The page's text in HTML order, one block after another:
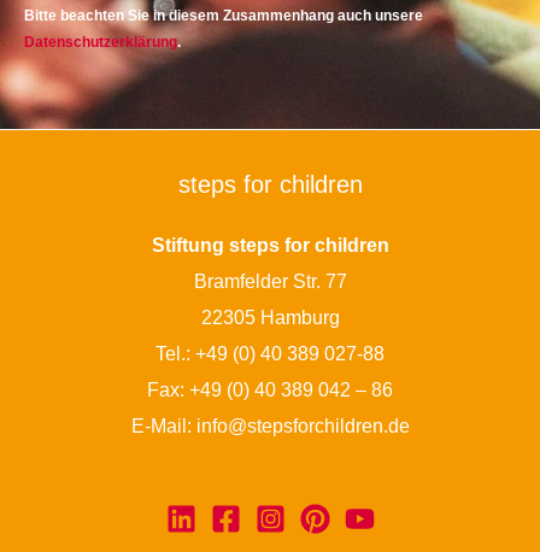
Bitte beachten Sie in diesem Zusammenhang auch unsere
Datenschutzerklärung.
steps for children
Stiftung steps for children
Bramfelder Str. 77
22305 Hamburg
Tel.: +49 (0) 40 389 027-88
Fax: +49 (0) 40 389 042 – 86
E-Mail: info@stepsforchildren.de